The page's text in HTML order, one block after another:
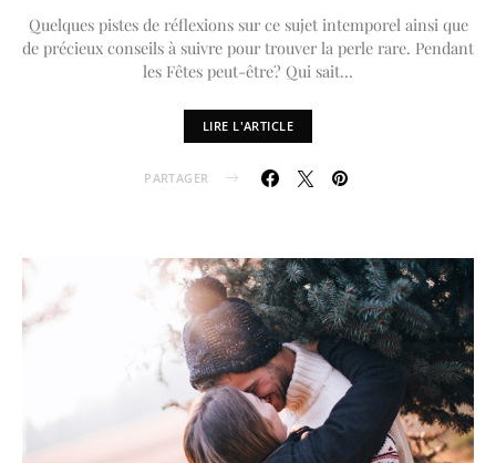
Quelques pistes de réflexions sur ce sujet intemporel ainsi que
de précieux conseils à suivre pour trouver la perle rare. Pendant
les Fêtes peut-être? Qui sait…
LIRE L'ARTICLE
PARTAGER